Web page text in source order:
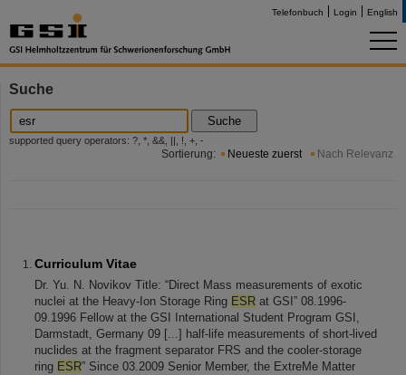
Telefonbuch Login English
Suche
Suche
supported query operators: ?, *, &&, ||, !, +, -
Sortierung: Neueste zuerst Nach Relevanz
Curriculum Vitae
Dr. Yu. N. Novikov Title: “Direct Mass measurements of exotic
nuclei at the Heavy-Ion Storage Ring ESR at GSI” 08.1996-
09.1996 Fellow at the GSI International Student Program GSI,
Darmstadt, Germany 09 [...] half-life measurements of short-lived
nuclides at the fragment separator FRS and the cooler-storage
ring ESR” Since 03.2009 Senior Member, the ExtreMe Matter